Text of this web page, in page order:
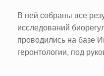
В ней собраны все
исследований
проводились на базе
геронтологии, под